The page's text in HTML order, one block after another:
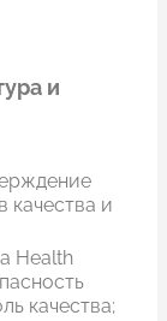
и
качества и
Health
качества;